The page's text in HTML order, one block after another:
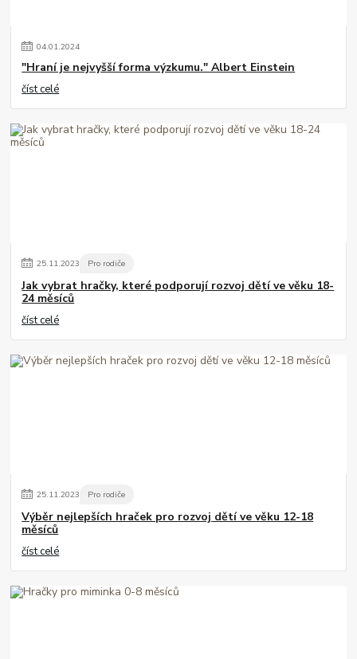
04.01.2024
"Hraní je nejvyšší forma výzkumu." Albert Einstein
číst celé
25.11.2023 Pro rodiče
Jak vybrat hračky, které podporují rozvoj dětí ve věku 18-
24 měsíců
číst celé
25.11.2023 Pro rodiče
Výběr nejlepších hraček pro rozvoj dětí ve věku 12-18
měsíců
číst celé